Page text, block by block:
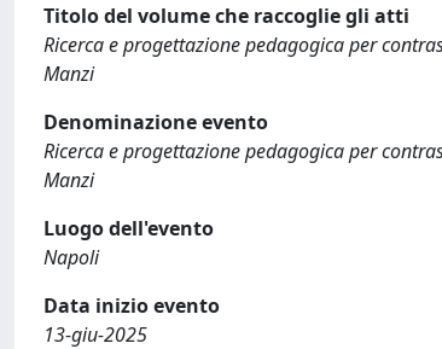
Titolo del volume che raccoglie gli atti
Ricerca e progettazione pedagogica per
Manzi
Denominazione evento
Ricerca e progettazione pedagogica per
Manzi
Luogo dell'evento
Napoli
Data inizio evento
13-giu-2025